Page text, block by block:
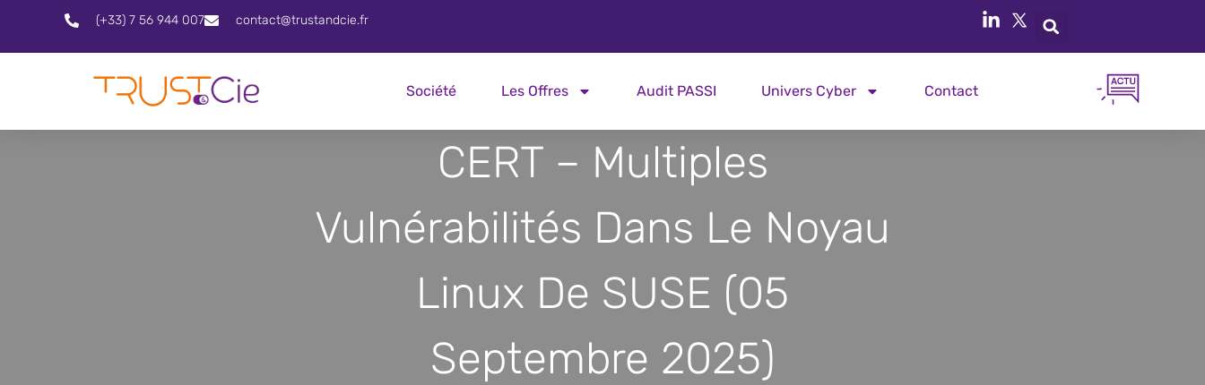
(+33) 7 56 944 007 contact@trustandcie.fr
Société Les Offres Audit PASSI Univers Cyber Contact
CERT – Multiples
Vulnérabilités Dans Le Noyau
Linux De SUSE (05
Septembre 2025)